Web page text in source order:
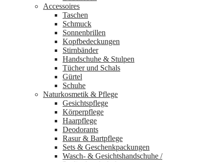
Accessoires
Taschen
Schmuck
Sonnenbrillen
Kopfbedeckungen
Stirnbänder
Handschuhe & Stulpen
Tücher und Schals
Gürtel
Schuhe
Naturkosmetik & Pflege
Gesichtspflege
Körperpflege
Haarpflege
Deodorants
Rasur & Bartpflege
Sets & Geschenkpackungen
Wasch‑ & Gesichtshandschuhe /